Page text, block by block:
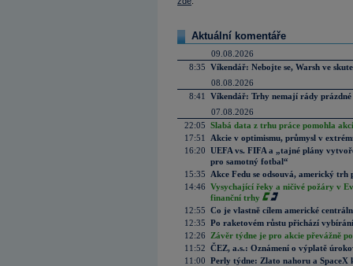
Aktuální komentáře
09.08.2026
8:35 Víkendář: Nebojte se, Warsh ve
08.08.2026
8:41
Víkendář: Trhy nemají rády prázdné
07.08.2026
22:05 Slabá data z trhu práce pomohla
17:51
Akcie v optimismu, průmysl v
16:20 UEFA vs. FIFA a „tajné plány
pro samotný fotbal“
15:35
Akce Fedu se odsouvá, americký
14:46 Vysychající řeky a ničivé požáry v
finanční trhy
12:55 Co je vlastně cílem americké
12:35 Po raketovém růstu přichází
12:26
Závěr týdne je pro akcie převážně
11:52 ČEZ, a.s.: Oznámení o výplatě
11:00 Perly týdne: Zlato nahoru a SpaceX